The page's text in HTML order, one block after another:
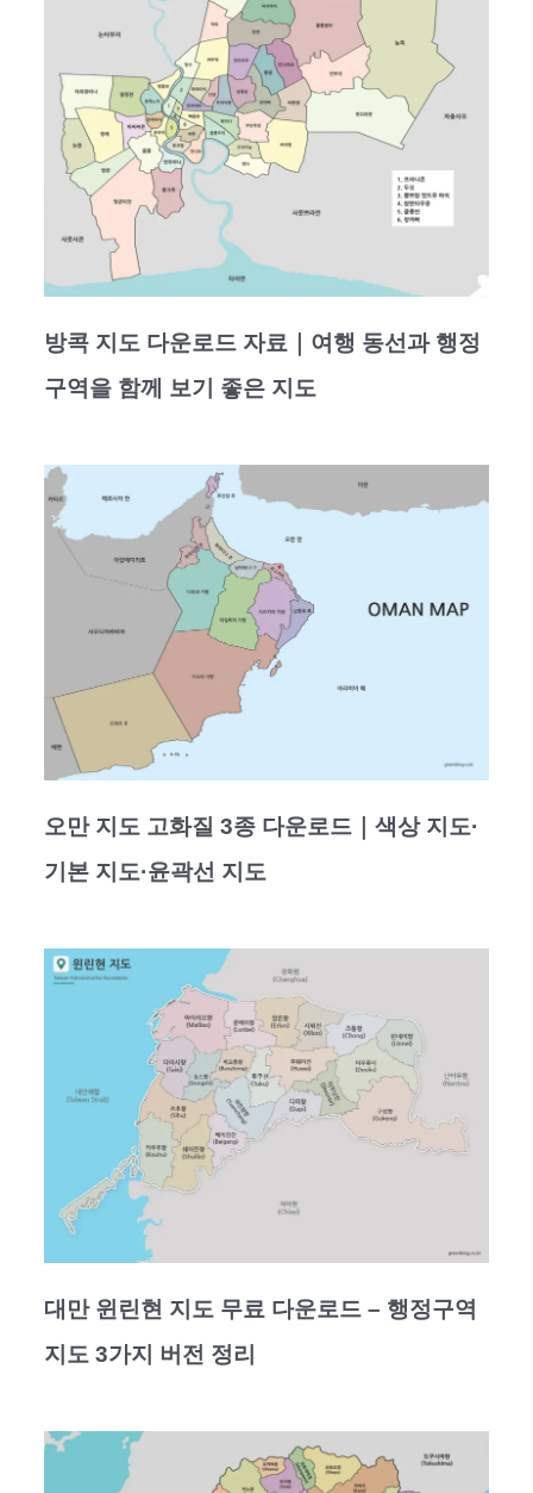
방콕 지도 다운로드 자료｜여행 동선과 행정
구역을 함께 보기 좋은 지도
오만 지도 고화질 3종 다운로드｜색상 지도·
기본 지도·윤곽선 지도
대만 윈린현 지도 무료 다운로드 – 행정구역
지도 3가지 버전 정리